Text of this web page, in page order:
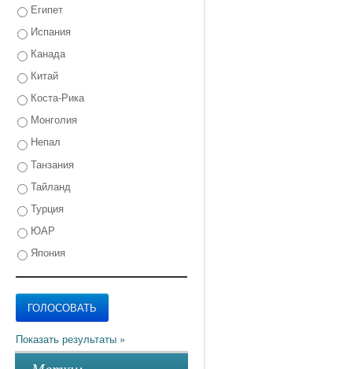
Египет
Испания
Канада
Китай
Коста-Рика
Монголия
Непал
Танзания
Тайланд
Турция
ЮАР
Япония